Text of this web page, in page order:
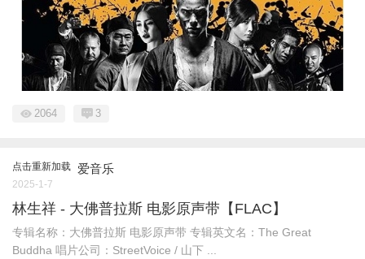
2064 3
点击重新加载 爱音乐
2025-1-7
林生祥 - 大佛普拉斯 电影原声带【FLAC】
专辑名称：大佛普拉斯 电影原声带 专辑英文名：The Great
Buddha 唱片公司：StreetVoice / 山下 ...